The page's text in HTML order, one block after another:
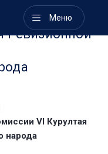
Меню
Ревизионной
VI Курултая
народа